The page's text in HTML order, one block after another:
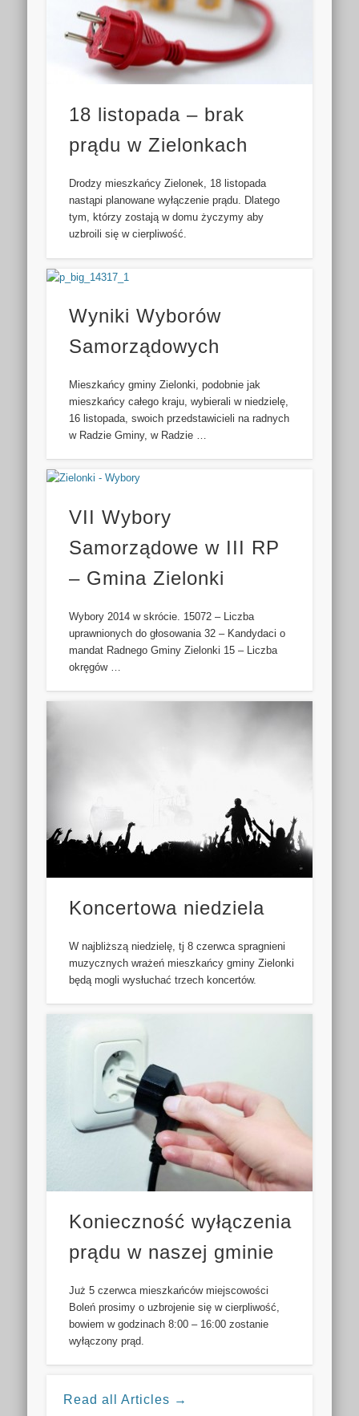
18 listopada – brak
prądu w Zielonkach
Drodzy mieszkańcy Zielonek, 18 listopada
nastąpi planowane wyłączenie prądu. Dlatego
tym, którzy zostają w domu życzymy aby
uzbroili się w cierpliwość.
Wyniki Wyborów
Samorządowych
Mieszkańcy gminy Zielonki, podobnie jak
mieszkańcy całego kraju, wybierali w niedzielę,
16 listopada, swoich przedstawicieli na radnych
w Radzie Gminy, w Radzie …
VII Wybory
Samorządowe w III RP
– Gmina Zielonki
Wybory 2014 w skrócie. 15072 – Liczba
uprawnionych do głosowania 32 – Kandydaci o
mandat Radnego Gminy Zielonki 15 – Liczba
okręgów …
Koncertowa niedziela
W najbliższą niedzielę, tj 8 czerwca spragnieni
muzycznych wrażeń mieszkańcy gminy Zielonki
będą mogli wysłuchać trzech koncertów.
Konieczność wyłączenia
prądu w naszej gminie
Już 5 czerwca mieszkańców miejscowości
Boleń prosimy o uzbrojenie się w cierpliwość,
bowiem w godzinach 8:00 – 16:00 zostanie
wyłączony prąd.
Read all Articles →